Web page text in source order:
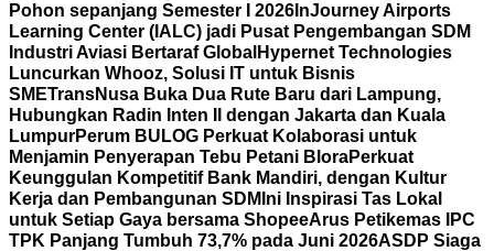
Pohon sepanjang Semester I 2026 InJourney Airports
Learning Center (IALC) jadi Pusat Pengembangan SDM
Industri Aviasi Bertaraf Global Hypernet Technologies
Luncurkan Whooz, Solusi IT untuk Bisnis
SMETransNusa Buka Dua Rute Baru dari Lampung,
Hubungkan Radin Inten II dengan Jakarta dan Kuala
LumpurPerum BULOG Perkuat Kolaborasi untuk
Menjamin Penyerapan Tebu Petani BloraPerkuat
Keunggulan Kompetitif Bank Mandiri, dengan Kultur
Kerja dan Pembangunan SDM Ini Inspirasi Tas Lokal
untuk Setiap Gaya bersama ShopeeArus Petikemas IPC
TPK Panjang Tumbuh 73,7% pada Juni 2026ASDP Siaga